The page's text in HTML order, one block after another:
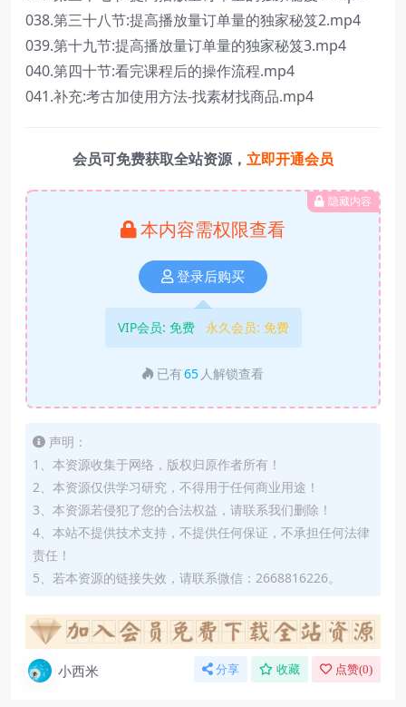
038.第三十八节:提高播放量订单量的独家秘笈2.mp4
039.第十九节:提高播放量订单量的独家秘笈3.mp4
040.第四十节:看完课程后的操作流程.mp4
041.补充:考古加使用方法-找素材找商品.mp4
会员可免费获取全站资源， 立即开通会员
隐藏内容
本内容需权限查看
登录后购买
VIP会员: 免费 永久会员: 免费
已有65 人解锁查看
声明：
1、本资源收集于网络，版权归原作者所有！
2、本资源仅供学习研究，不得用于任何商业用途！
3、本资源若侵犯了您的合法权益，请联系我们删除！
4、本站不提供技术支持，不提供任何保证，不承担任何法律
责任！
5、若本资源的链接失效，请联系微信：2668816226。
小西米 分享 收藏 点赞(0)